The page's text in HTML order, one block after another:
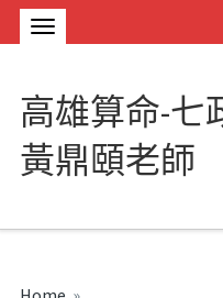
高雄算命-七
黃鼎頤老師